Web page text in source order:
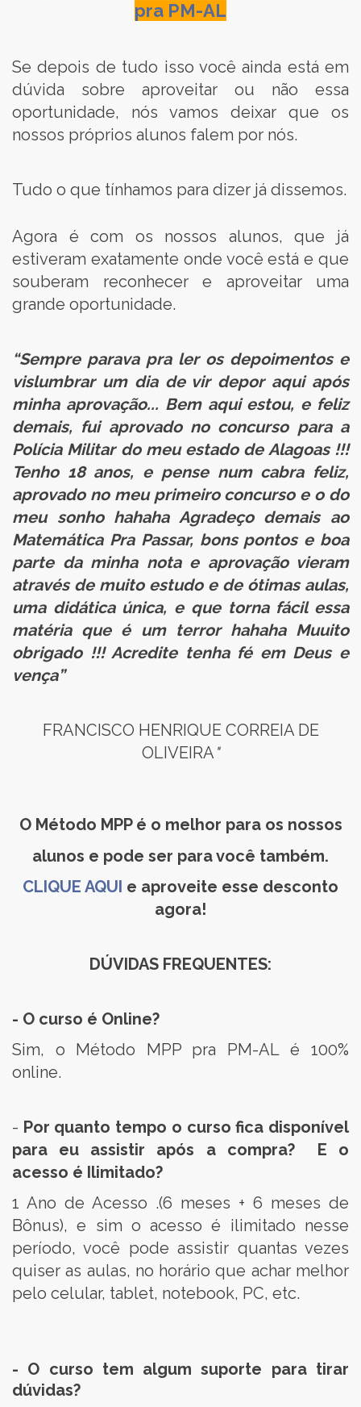
pra PM-AL
Se depois de tudo isso você ainda está em
dúvida sobre aproveitar ou não essa
oportunidade, nós vamos deixar que os
nossos próprios alunos falem por nós.
Tudo o que tínhamos para dizer já dissemos.
Agora é com os nossos alunos, que já
estiveram exatamente onde você está e que
souberam reconhecer e aproveitar uma
grande oportunidade.
“Sempre parava pra ler os depoimentos e
vislumbrar um dia de vir depor aqui após
minha aprovação... Bem aqui estou, e feliz
demais, fui aprovado no concurso para a
Polícia Militar do meu estado de Alagoas !!!
Tenho 18 anos, e pense num cabra feliz,
aprovado no meu primeiro concurso e o do
meu sonho hahaha Agradeço demais ao
Matemática Pra Passar, bons pontos e boa
parte da minha nota e aprovação vieram
através de muito estudo e de ótimas aulas,
uma didática única, e que torna fácil essa
matéria que é um terror hahaha Muuito
obrigado !!! Acredite tenha fé em Deus e
vença”
FRANCISCO HENRIQUE CORREIA DE
OLIVEIRA "
O Método MPP é o melhor para os nossos
alunos e pode ser para você também.
CLIQUE AQUI e aproveite esse desconto
agora!
DÚVIDAS FREQUENTES:
- O curso é Online?
Sim, o Método MPP pra PM-AL é 100%
online.
- Por quanto tempo o curso fica disponível
para eu assistir após a compra? E o
acesso é Ilimitado?
1 Ano de Acesso .(6 meses + 6 meses de
Bônus), e sim o acesso é ilimitado nesse
período, você pode assistir quantas vezes
quiser as aulas, no horário que achar melhor
pelo celular, tablet, notebook, PC, etc.
- O curso tem algum suporte para tirar
dúvidas?